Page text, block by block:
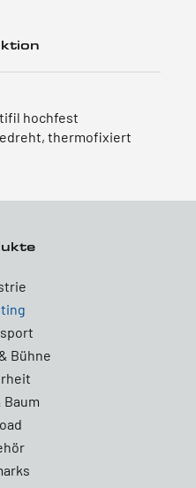
hochfest
thermofixiert
Bühne
Baum